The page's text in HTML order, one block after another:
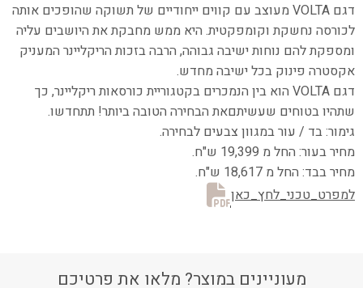
דגם VOLTA מעוצב עם קווים ייחודיים של תשוקה שהופכים אותה
לכורסה נחשקת וקומפקטית. היא ממש מחבקת את היושבים עליה
ומספקת להם נוחות ישיבה גבוהה, הרבה בזכות הריקליינר המעניק
אקסטרה פינוק בכל ישיבה מחדש.
דגם VOLTA הוא בין הנמכרים בקטגוריית כורסאות ריקליינר, כך
שתהיו בטוחים שעשיתםאת הבחירה הטובה ביותר! תתחדשו.
גימור: בד / עור במגוון צבעים לבחירה.
מחיר בעור: החל מ 19,399 ש"ח.
מחיר בבד: החל מ 18,617 ש"ח.
למפרט_טכני_לחץ_כאן
מעוניינים במוצר? מלאו את פרטיכם